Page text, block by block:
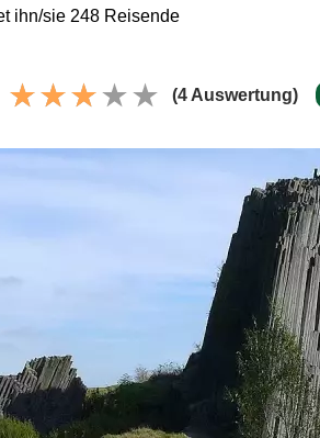
ihn/sie 248 Reisende
(4 Auswertung)